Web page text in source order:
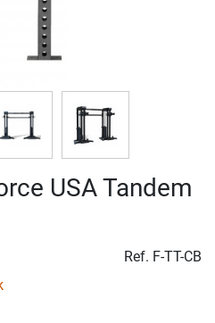
USA Tandem
Ref. F-TT-CB